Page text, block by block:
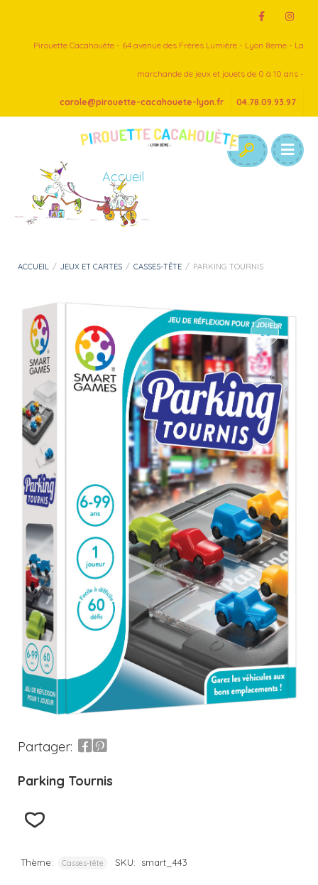
Pirouette Cacahouète - 64 avenue des Frères Lumière - Lyon 8eme - La
marchande de jeux et jouets de 0 à 10 ans -
carole@pirouette-cacahouete-lyon.fr 04.78.09.93.97
Accueil
ACCUEIL / JEUX ET CARTES / CASSES-TÊTE / PARKING TOURNIS
Partager:
Parking Tournis
Thème: Casses-tête SKU: smart_443